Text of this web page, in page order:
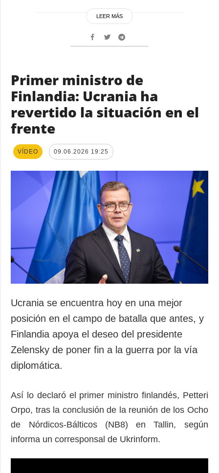
LEER MÁS
Primer ministro de
Finlandia: Ucrania ha
revertido la situación en el
frente
VÍDEO 09.06.2026 19:25
Ucrania se encuentra hoy en una mejor
posición en el campo de batalla que antes, y
Finlandia apoya el deseo del presidente
Zelensky de poner fin a la guerra por la vía
diplomática.
Así lo declaró el primer ministro finlandés, Petteri
Orpo, tras la conclusión de la reunión de los Ocho
de Nórdicos-Bálticos (NB8) en Tallin, según
informa un corresponsal de Ukrinform.